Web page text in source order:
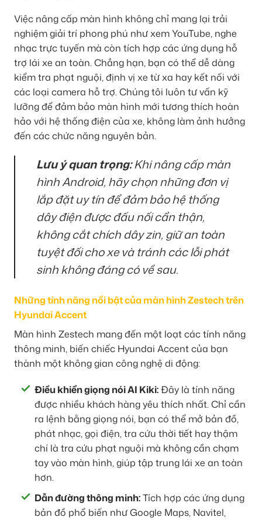
Việc nâng cấp màn hình không chỉ mang lại trải
nghiệm giải trí phong phú như xem YouTube, nghe
nhạc trực tuyến mà còn tích hợp các ứng dụng hỗ
trợ lái xe an toàn. Chẳng hạn, bạn có thể dễ dàng
kiểm tra phạt nguội, định vị xe từ xa hay kết nối với
các loại camera hỗ trợ. Chúng tôi luôn tư vấn kỹ
lưỡng để đảm bảo màn hình mới tương thích hoàn
hảo với hệ thống điện của xe, không làm ảnh hưởng
đến các chức năng nguyên bản.
Lưu ý quan trọng:Khi nâng cấp màn
hình Android, hãy chọn những đơn vị
lắp đặt uy tín để đảm bảo hệ thống
dây điện được đấu nối cẩn thận,
không cắt chích dây zin, giữ an toàn
tuyệt đối cho xe và tránh các lỗi phát
sinh không đáng có về sau.
Những tính năng nổi bật của màn hình Zestech trên
Hyundai Accent
Màn hình Zestech mang đến một loạt các tính năng
thông minh, biến chiếc Hyundai Accent của bạn
thành một không gian công nghệ di động:
Điều khiển giọng nói AI Kiki:Đây là tính năng
được nhiều khách hàng yêu thích nhất. Chỉ cần
ra lệnh bằng giọng nói, bạn có thể mở bản đồ,
phát nhạc, gọi điện, tra cứu thời tiết hay thậm
chí là tra cứu phạt nguội mà không cần chạm
tay vào màn hình, giúp tập trung lái xe an toàn
hơn.
Dẫn đường thông minh:Tích hợp các ứng dụng
bản đồ phổ biến như Google Maps, Navitel,